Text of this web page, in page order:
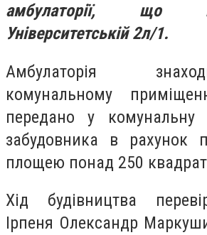
амбулаторії, що
Університетській 2л/1.
Амбулаторія
комунальному
передано у комунальну
забудовника в рахунок
площею понад 250
Хід будівництва
Ірпеня Олександр